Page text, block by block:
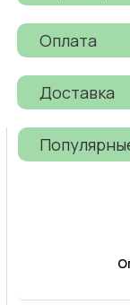
Оплата
Доставка